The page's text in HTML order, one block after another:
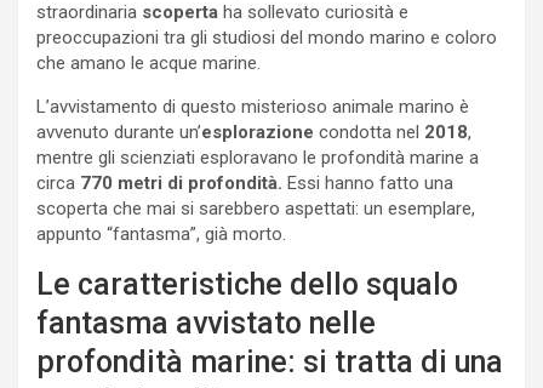
straordinaria scoperta ha sollevato curiosità e
preoccupazioni tra gli studiosi del mondo marino e coloro
che amano le acque marine.
L’avvistamento di questo misterioso animale marino è
avvenuto durante un’esplorazione condotta nel 2018,
mentre gli scienziati esploravano le profondità marine a
circa 770 metri di profondità. Essi hanno fatto una
scoperta che mai si sarebbero aspettati: un esemplare,
appunto “fantasma”, già morto.
Le caratteristiche dello squalo
fantasma avvistato nelle
profondità marine: si tratta di una